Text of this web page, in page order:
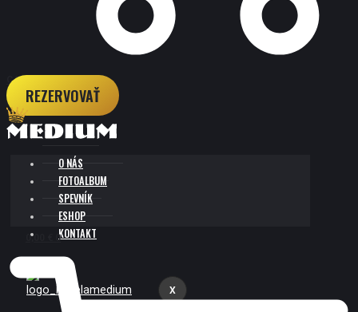
CART
REZERVOVAŤ
O NÁS
FOTOALBUM
SPEVNÍK
ESHOP
KONTAKT
X
0,00 0